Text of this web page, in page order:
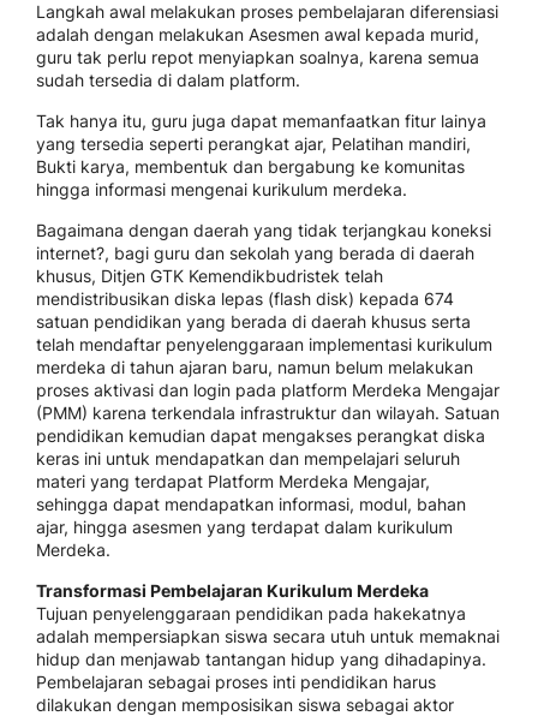
Langkah awal melakukan proses pembelajaran diferensiasi
adalah dengan melakukan Asesmen awal kepada murid,
guru tak perlu repot menyiapkan soalnya, karena semua
sudah tersedia di dalam platform.
Tak hanya itu, guru juga dapat memanfaatkan fitur lainya
yang tersedia seperti perangkat ajar, Pelatihan mandiri,
Bukti karya, membentuk dan bergabung ke komunitas
hingga informasi mengenai kurikulum merdeka.
Bagaimana dengan daerah yang tidak terjangkau koneksi
internet?, bagi guru dan sekolah yang berada di daerah
khusus, Ditjen GTK Kemendikbudristek telah
mendistribusikan diska lepas (flash disk) kepada 674
satuan pendidikan yang berada di daerah khusus serta
telah mendaftar penyelenggaraan implementasi kurikulum
merdeka di tahun ajaran baru, namun belum melakukan
proses aktivasi dan login pada platform Merdeka Mengajar
(PMM) karena terkendala infrastruktur dan wilayah. Satuan
pendidikan kemudian dapat mengakses perangkat diska
keras ini untuk mendapatkan dan mempelajari seluruh
materi yang terdapat Platform Merdeka Mengajar,
sehingga dapat mendapatkan informasi, modul, bahan
ajar, hingga asesmen yang terdapat dalam kurikulum
Merdeka.
Transformasi Pembelajaran Kurikulum Merdeka
Tujuan penyelenggaraan pendidikan pada hakekatnya
adalah mempersiapkan siswa secara utuh untuk memaknai
hidup dan menjawab tantangan hidup yang dihadapinya.
Pembelajaran sebagai proses inti pendidikan harus
dilakukan dengan memposisikan siswa sebagai aktor